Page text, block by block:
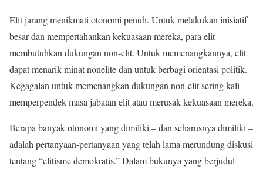
Elit jarang menikmati otonomi penuh. Untuk melakukan inisiatif
besar dan mempertahankan kekuasaan mereka, para elit
membutuhkan dukungan non-elit. Untuk memenangkannya, elit
dapat menarik minat nonelite dan untuk berbagi orientasi politik.
Kegagalan untuk memenangkan dukungan non-elit sering kali
memperpendek masa jabatan elit atau merusak kekuasaan mereka.
Berapa banyak otonomi yang dimiliki – dan seharusnya dimiliki –
adalah pertanyaan-pertanyaan yang telah lama merundung diskusi
tentang “elitisme demokratis.” Dalam bukunya yang berjudul